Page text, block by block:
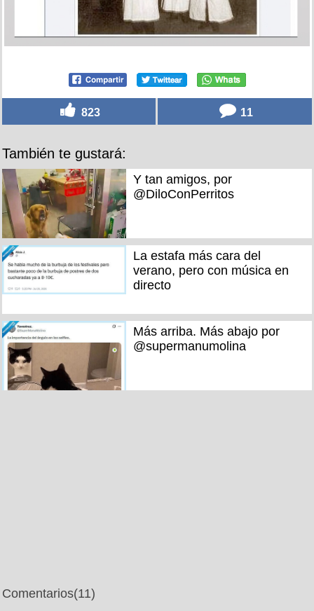
823 11
También te gustará:
Y tan amigos, por
@DiloConPerritos
La estafa más cara del
verano, pero con música en
directo
Más arriba. Más abajo por
@supermanumolina
Comentarios(11)